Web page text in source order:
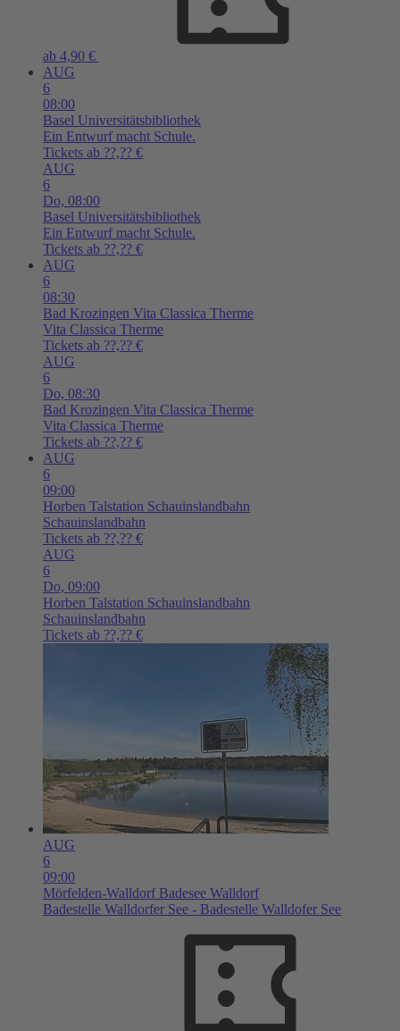
ab 4,90 €
AUG
6
08:00
Basel Universitätsbibliothek
Ein Entwurf macht Schule.
Tickets ab ??,?? €
AUG
6
Do, 08:00
Basel Universitätsbibliothek
Ein Entwurf macht Schule.
Tickets ab ??,?? €
AUG
6
08:30
Bad Krozingen Vita Classica Therme
Vita Classica Therme
Tickets ab ??,?? €
AUG
6
Do, 08:30
Bad Krozingen Vita Classica Therme
Vita Classica Therme
Tickets ab ??,?? €
AUG
6
09:00
Horben Talstation Schauinslandbahn
Schauinslandbahn
Tickets ab ??,?? €
AUG
6
Do, 09:00
Horben Talstation Schauinslandbahn
Schauinslandbahn
Tickets ab ??,?? €
AUG
6
09:00
Mörfelden-Walldorf Badesee Walldorf
Badestelle Walldorfer See - Badestelle Walldofer See